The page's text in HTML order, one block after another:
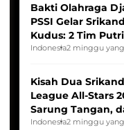
Bakti Olahraga
PSSI Gelar
Kudus: 2 Tim
Tim Asia
Indonesia2 minggu
Kisah Dua
League All-Stars
Sarung Tangan,
Pernah Padam
Indonesia2 minggu